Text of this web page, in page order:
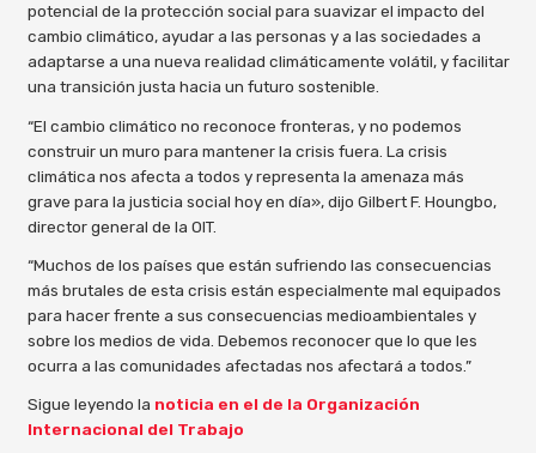
potencial de la protección social para suavizar el impacto del
cambio climático, ayudar a las personas y a las sociedades a
adaptarse a una nueva realidad climáticamente volátil, y facilitar
una transición justa hacia un futuro sostenible.
“El cambio climático no reconoce fronteras, y no podemos
construir un muro para mantener la crisis fuera. La crisis
climática nos afecta a todos y representa la amenaza más
grave para la justicia social hoy en día», dijo Gilbert F. Houngbo,
director general de la OIT.
“Muchos de los países que están sufriendo las consecuencias
más brutales de esta crisis están especialmente mal equipados
para hacer frente a sus consecuencias medioambientales y
sobre los medios de vida. Debemos reconocer que lo que les
ocurra a las comunidades afectadas nos afectará a todos.”
Sigue leyendo la noticia en el de la Organización
Internacional del Trabajo